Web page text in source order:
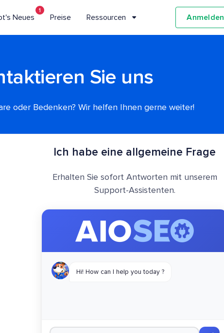
Neues
1
Preise Ressourcen Anmelden
Sie uns
oder Bedenken? Wir helfen Ihnen gerne weiter!
Ich habe eine allgemeine Frage
Erhalten Sie sofort Antworten mit unserem
Support-Assistenten.